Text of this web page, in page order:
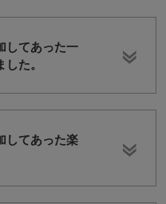
してあった一
た。
してあった楽